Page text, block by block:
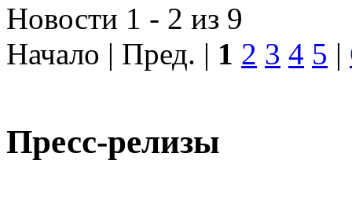
Новости 1 - 2 из 9
Начало | Пред. | 1 2 3 4 5 |
Пресс-релизы